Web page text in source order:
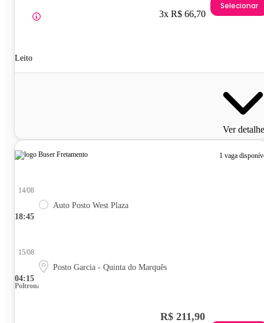
Leito
3x R$ 66,70
Selecionar
Ver
1 vaga
18:45
14/08
Auto Posto West Plaza
04:15
15/08
Posto Garcia - Quinta do Marquês
Poltrona
R$ 211,90